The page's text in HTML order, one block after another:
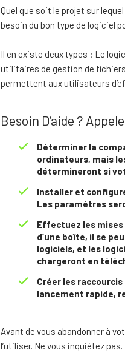
Quel que soit le projet sur
besoin du bon type de logiciel
Il en existe deux types : Le
utilitaires de gestion de
permettent aux utilisateurs
Besoin D’aide ?
Déterminer la
ordinateurs, mais
détermineront si
Installer et
Les paramètres
Effectuez les
d’une boîte, il se
logiciels, et les
chargeront en
Créer les
lancement rapide,
Avant de vous abandonner à
l’utiliser. Ne vous inquiétez pas.